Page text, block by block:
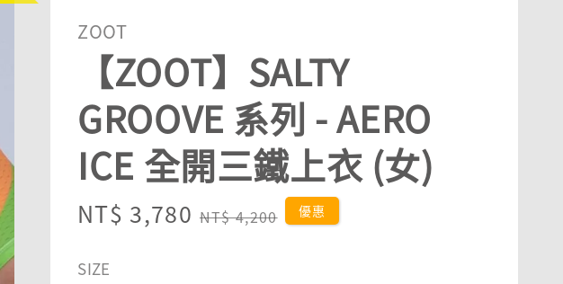
ZOOT
【ZOOT】SALTY
GROOVE 系列 - AERO
ICE 全開三鐵上衣 (女)
Sale
NT$ 3,780 Regular
NT$ 4,200 優惠
SIZE